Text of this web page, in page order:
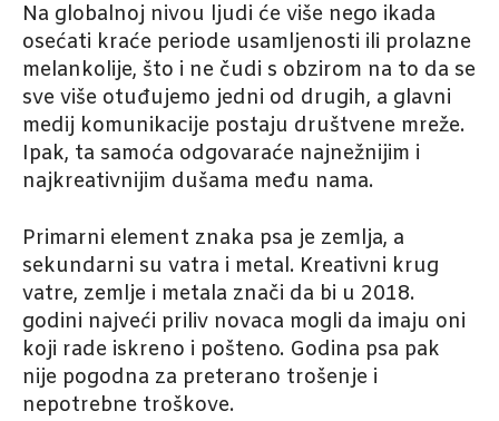
Na globalnoj nivou ljudi će više nego ikada
osećati kraće periode usamljenosti ili prolazne
melankolije, što i ne čudi s obzirom na to da se
sve više otuđujemo jedni od drugih, a glavni
medij komunikacije postaju društvene mreže.
Ipak, ta samoća odgovaraće najnežnijim i
najkreativnijim dušama među nama.
Primarni element znaka psa je zemlja, a
sekundarni su vatra i metal. Kreativni krug
vatre, zemlje i metala znači da bi u 2018.
godini najveći priliv novaca mogli da imaju oni
koji rade iskreno i pošteno. Godina psa pak
nije pogodna za preterano trošenje i
nepotrebne troškove.